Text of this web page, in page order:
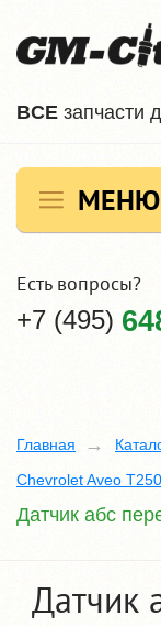
ВCE запчасти
МЕНЮ
Есть вопросы?
+7 (495)
Главная
Chevrolet Aveo T250
Датчик абс
Датчик